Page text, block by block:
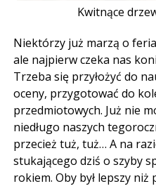
Kwitnące
Niektórzy już marzą o
ale najpierw czeka nas
Trzeba się przyłożyć do
oceny, przygotować do
przedmiotowych. Już nie
niedługo naszych
przecież tuż, tuż… A na
stukającego dziś o szyby
rokiem. Oby był lepszy niż